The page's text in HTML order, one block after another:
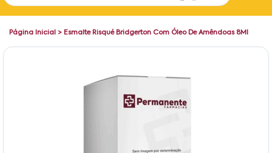
Bahia
Página Inicial > Esmalte Risqué Bridgerton Com Óleo De Amêndoas 8Ml